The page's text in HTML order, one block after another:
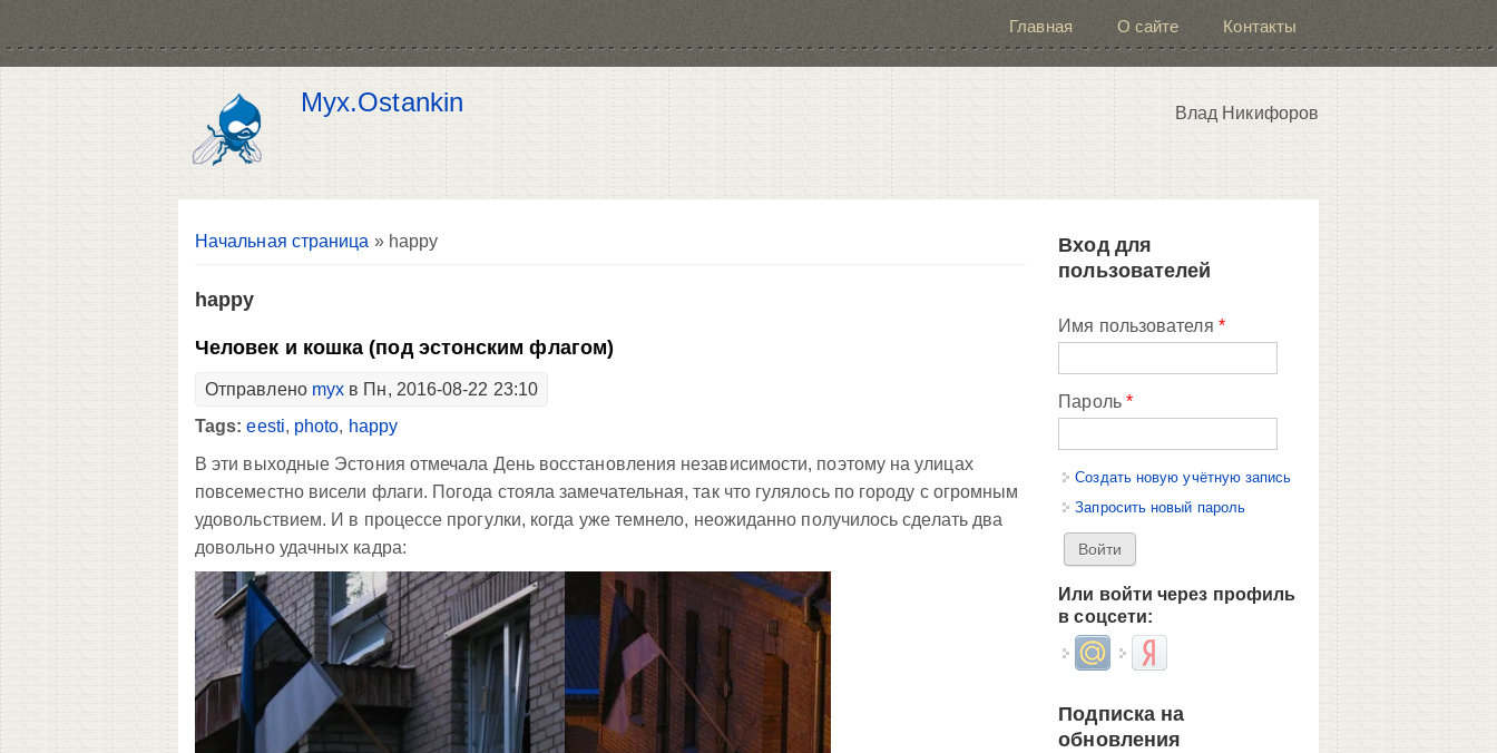
Главная О сайте Контакты
Myx.Ostankin Влад Никифоров
Вы здесь
Начальная страница » happy
happy
Человек и кошка (под эстонским флагом)
Отправлено myx в Пн, 2016-08-22 23:10
Tags:eesti, photo, happy
В эти выходные Эстония отмечала День восстановления независимости, поэтому на улицах
повсеместно висели флаги. Погода стояла замечательная, так что гулялось по городу с огромным
удовольствием. И в процессе прогулки, когда уже темнело, неожиданно получилось сделать два
довольно удачных кадра:
Вход для
пользователей
Имя пользователя *
Пароль *
Создать новую учётную запись
Запросить новый пароль
Или войти через профиль
в соцсети:
Login with Mail.ruLogin with Яндекс
Подписка на
обновления